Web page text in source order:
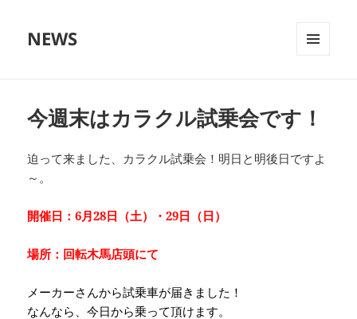
NEWS
今週末はカラクル試乗会です！
迫って来ました、カラクル試乗会！明日と明後日ですよ
～。
開催日：6月28日（土）・29日（日）
場所：回転木馬店頭にて
メーカーさんから試乗車が届きました！
なんなら、今日から乗って頂けます。